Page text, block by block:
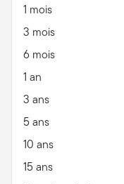
1 mois
3 mois
6 mois
1 an
3 ans
5 ans
10 ans
15 ans